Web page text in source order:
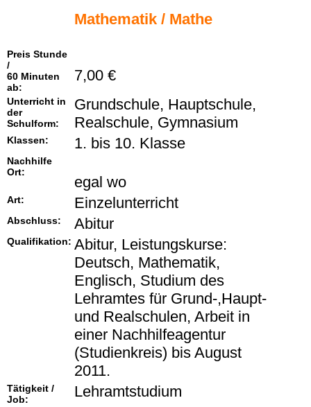
Mathematik / Mathe
Preis Stunde
/
60 Minuten
ab:
7,00 €
Unterricht in
der
Schulform:
Grundschule, Hauptschule,
Realschule, Gymnasium
Klassen: 1. bis 10. Klasse
Nachhilfe
Ort:
egal wo
Art: Einzelunterricht
Abschluss: Abitur
Qualifikation: Abitur, Leistungskurse:
Deutsch, Mathematik,
Englisch, Studium des
Lehramtes für Grund-,Haupt-
und Realschulen, Arbeit in
einer Nachhilfeagentur
(Studienkreis) bis August
2011.
Tätigkeit /
Job:
Lehramtstudium